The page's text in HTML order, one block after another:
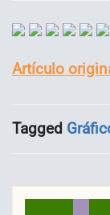
Artículo
Tagged